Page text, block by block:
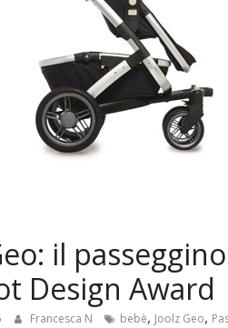
il
Design Award
Francesca N bebè, Joolz Geo,